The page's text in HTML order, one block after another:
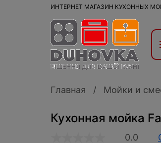
ИНТЕРНЕТ МАГАЗИН КУХОННЫХ
Главная Мойки и
Кухонная мойка
0.0